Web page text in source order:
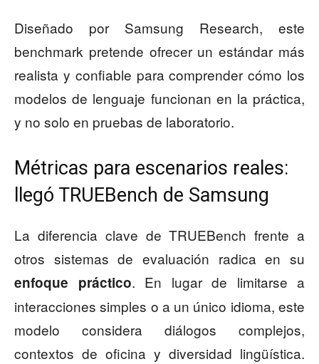
Diseñado por Samsung Research, este
benchmark pretende ofrecer un estándar más
realista y confiable para comprender cómo los
modelos de lenguaje funcionan en la práctica,
y no solo en pruebas de laboratorio.
Métricas para escenarios reales:
llegó TRUEBench de Samsung
La diferencia clave de TRUEBench frente a
otros sistemas de evaluación radica en su
enfoque práctico. En lugar de limitarse a
interacciones simples o a un único idioma, este
modelo considera diálogos complejos,
contextos de oficina y diversidad lingüística.